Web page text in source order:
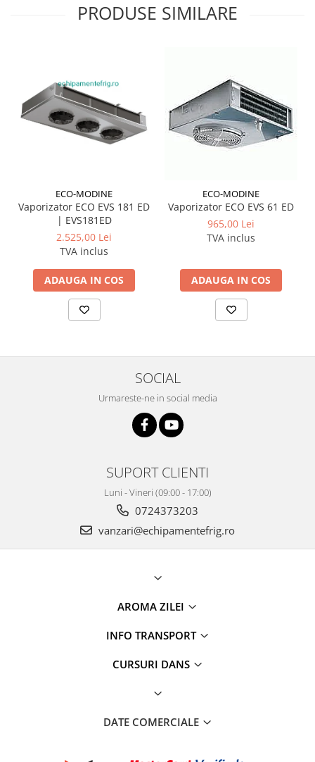
PRODUSE SIMILARE
ECO-MODINE
Vaporizator ECO EVS 181 ED
| EVS181ED
2.525,00 Lei
TVA inclus
ADAUGA IN COS
ECO-MODINE
Vaporizator ECO EVS 61 ED
965,00 Lei
TVA inclus
ADAUGA IN COS
SOCIAL
Urmareste-ne in social media
SUPORT CLIENTI
Luni - Vineri (09:00 - 17:00)
0724373203
vanzari@echipamentefrig.ro
AROMA ZILEI
INFO TRANSPORT
CURSURI DANS
DATE COMERCIALE